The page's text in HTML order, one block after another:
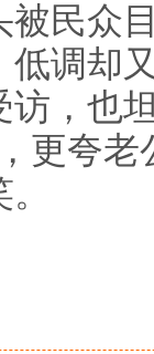
被民众
低调却
访，也
更夸